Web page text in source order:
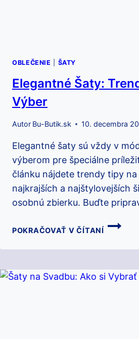
OBLEČENIE ŠATY
Elegantné Šaty:
Výber
Autor Bu-Butik.sk 10. decembra
Elegantné šaty sú vždy v
výberom pre špeciálne
článku nájdete trendy tipy
najkrajších a najštylovejších
osobnú zbierku. Buďte
POKRAČOVAŤ V ČÍTANÍ
ŠATY:
TRENDY
TIPY
NA